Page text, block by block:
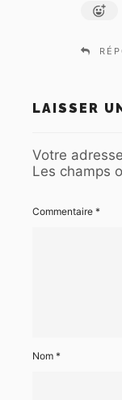
LAISSER
Votre
Les champs
Commentaire *
Nom *